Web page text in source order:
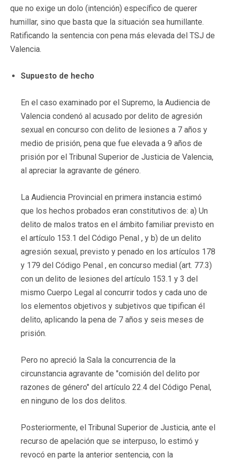
que no exige un dolo (intención) específico de querer
humillar, sino que basta que la situación sea humillante.
Ratificando la sentencia con pena más elevada del TSJ de
Valencia.
Supuesto de hecho
En el caso examinado por el Supremo, la Audiencia de
Valencia condenó al acusado por delito de agresión
sexual en concurso con delito de lesiones a 7 años y
medio de prisión, pena que fue elevada a 9 años de
prisión por el Tribunal Superior de Justicia de Valencia,
al apreciar la agravante de género.
La Audiencia Provincial en primera instancia estimó
que los hechos probados eran constitutivos de: a) Un
delito de malos tratos en el ámbito familiar previsto en
el artículo 153.1 del Código Penal , y b) de un delito
agresión sexual, previsto y penado en los artículos 178
y 179 del Código Penal , en concurso medial (art. 77.3)
con un delito de lesiones del artículo 153.1 y 3 del
mismo Cuerpo Legal al concurrir todos y cada uno de
los elementos objetivos y subjetivos que tipifican él
delito, aplicando la pena de 7 años y seis meses de
prisión.
Pero no apreció la Sala la concurrencia de la
circunstancia agravante de "comisión del delito por
razones de género" del artículo 22.4 del Código Penal,
en ninguno de los dos delitos.
Posteriormente, el Tribunal Superior de Justicia, ante el
recurso de apelación que se interpuso, lo estimó y
revocó en parte la anterior sentencia, con la